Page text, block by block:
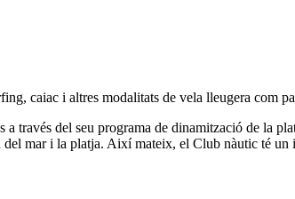
caiac i altres modalitats de vela lleugera com
través del seu programa de dinamització de la
mar i la platja. Així mateix, el Club nàutic té un